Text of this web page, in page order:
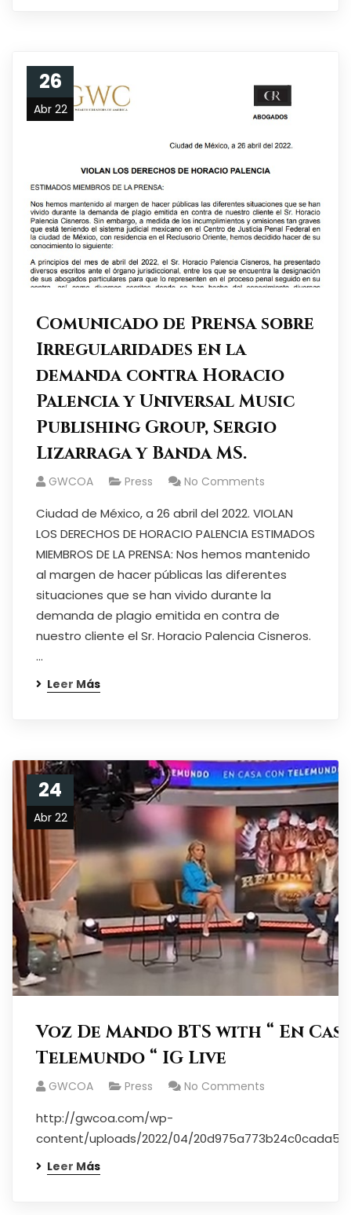
26
Abr 22
Comunicado de Prensa sobre
Irregularidades en la
demanda contra Horacio
Palencia y Universal Music
Publishing Group, Sergio
Lizarraga y Banda MS.
GWCOA Press No Comments
Ciudad de México, a 26 abril del 2022. VIOLAN
LOS DERECHOS DE HORACIO PALENCIA ESTIMADOS
MIEMBROS DE LA PRENSA: Nos hemos mantenido
al margen de hacer públicas las diferentes
situaciones que se han vivido durante la
demanda de plagio emitida en contra de
nuestro cliente el Sr. Horacio Palencia Cisneros.
…
Leer Más
24
Abr 22
Voz De Mando BTS with “ En
Telemundo “ IG Live
GWCOA Press No Comments
http://gwcoa.com/wp-
content/uploads/2022/04/
Leer Más